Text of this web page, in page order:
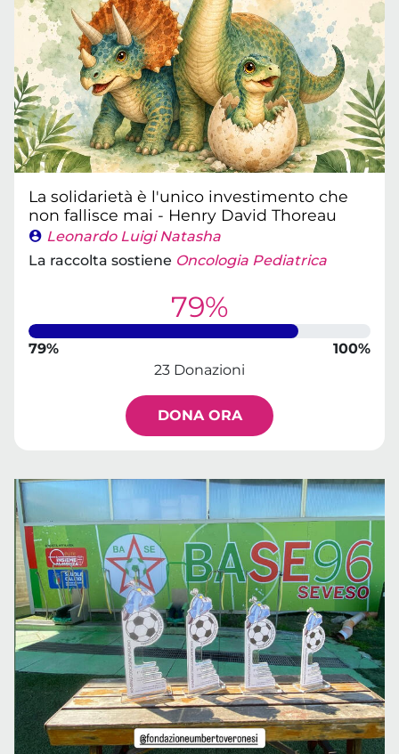
La solidarietà è l'unico investimento che
non fallisce mai - Henry David Thoreau
Leonardo Luigi Natasha
La raccolta sostiene Oncologia Pediatrica
79%
79%
100%
23 Donazioni
DONA ORA